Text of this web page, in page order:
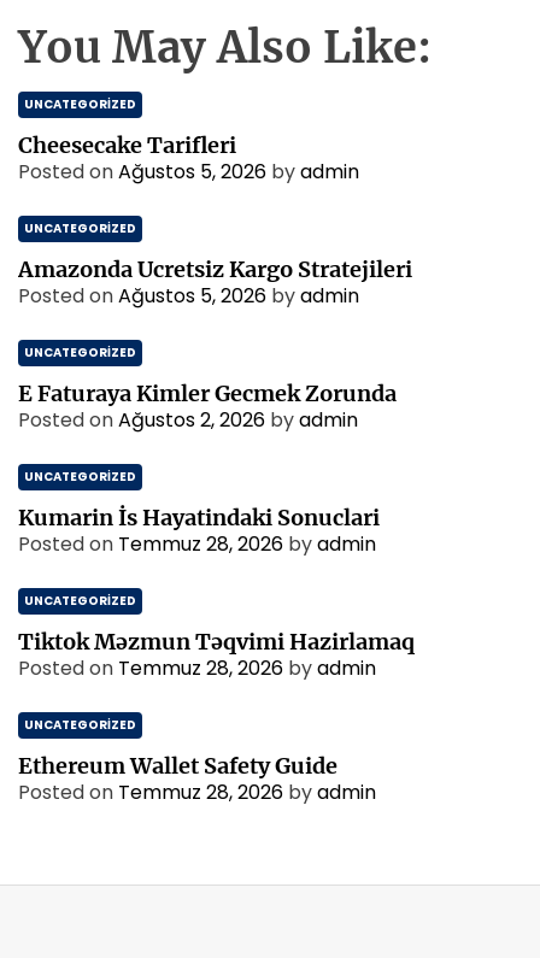
You May Also Like:
UNCATEGORIZED
Cheesecake Tarifleri
Posted onAğustos 5, 2026 byadmin
UNCATEGORIZED
Amazonda Ucretsiz Kargo Stratejileri
Posted onAğustos 5, 2026 byadmin
UNCATEGORIZED
E Faturaya Kimler Gecmek Zorunda
Posted onAğustos 2, 2026 byadmin
UNCATEGORIZED
Kumarin İs Hayatindaki Sonuclari
Posted on Temmuz 28, 2026 byadmin
UNCATEGORIZED
Tiktok Məzmun Təqvimi Hazirlamaq
Posted on Temmuz 28, 2026 byadmin
UNCATEGORIZED
Ethereum Wallet Safety Guide
Posted on Temmuz 28, 2026 byadmin